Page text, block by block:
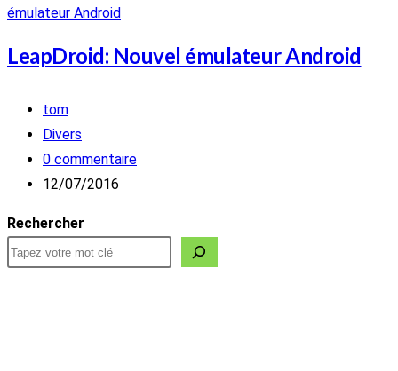
LeapDroid: Nouvel émulateur Android
Auteur/autrice
de
la
publication :
tom
Post
category:
Divers
Commentaires
de
publication :
0 commentaire
Publication
12/07/2016
Rechercher